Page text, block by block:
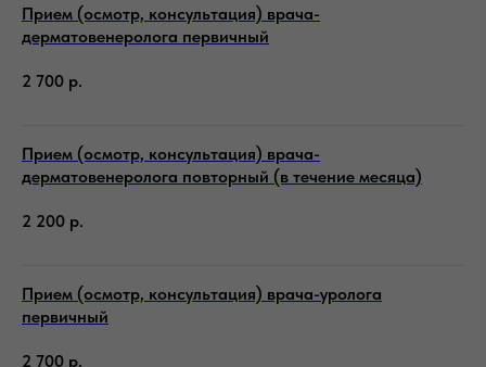
Прием (осмотр, консультация) врача-
дерматовенеролога первичный
2 700 р.
Прием (осмотр, консультация) врача-
дерматовенеролога повторный (в течение месяца)
2 200 р.
Прием (осмотр, консультация) врача-уролога
первичный
2 700 р.